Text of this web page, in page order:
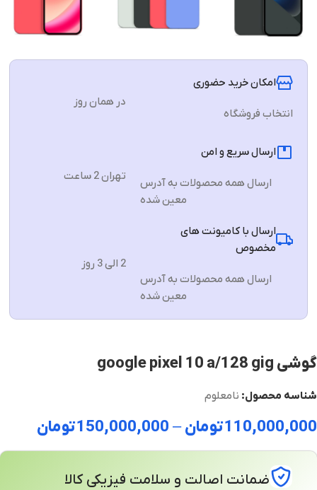
امکان خرید حضوری
انتخاب فروشگاه
در همان روز
ارسال سریع و امن
ارسال همه محصولات به آدرس
معین شده
تهران 2 ساعت
ارسال با کامیونت های
مخصوص
ارسال همه محصولات به آدرس
معین شده
2 الی 3 روز
گوشی google pixel 10 a/128 gig
شناسه محصول: نامعلوم
110,000,000تومان–
150,000,000تومان
ضمانت اصالت و سلامت فیزیکی کالا